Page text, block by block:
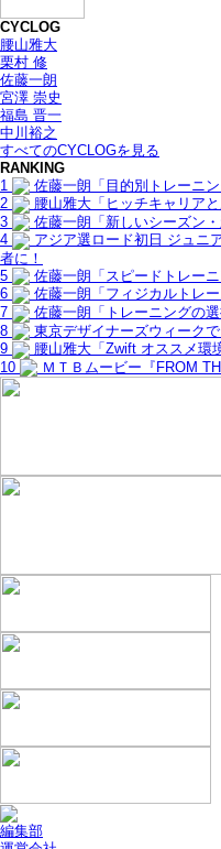
CYCLOG
腰山雅大
栗村 修
佐藤一朗
宮澤 崇史
福島 晋一
中川裕之
すべてのCYCLOGを見る
RANKING
1
佐藤一朗「目的別トレーニ
2
腰山雅大「ヒッチキャリア
3
佐藤一朗「新しいシーズン
4
アジア選ロード初日 ジュニ
者に！
5
佐藤一朗「スピードトレー
6
佐藤一朗「フィジカルトレー
7
佐藤一朗「トレーニングの選
8
東京デザイナーズウィーク
9
腰山雅大「Zwift オススメ環
10
ＭＴＢムービー『FROM
編集部